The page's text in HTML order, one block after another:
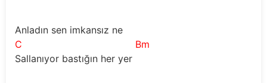
Anladın sen imkansız ne
C
Bm
Sallanıyor bastığın her yer